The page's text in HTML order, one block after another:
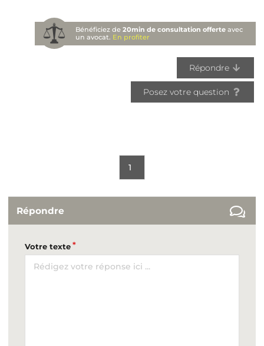
Bénéficiez de20min de consultation offerte avec
un avocat. En profiter
Répondre
Posez votre question
1
Répondre
Votre texte